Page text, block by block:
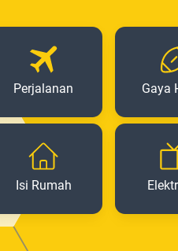
Perjalanan Gaya
Isi Rumah